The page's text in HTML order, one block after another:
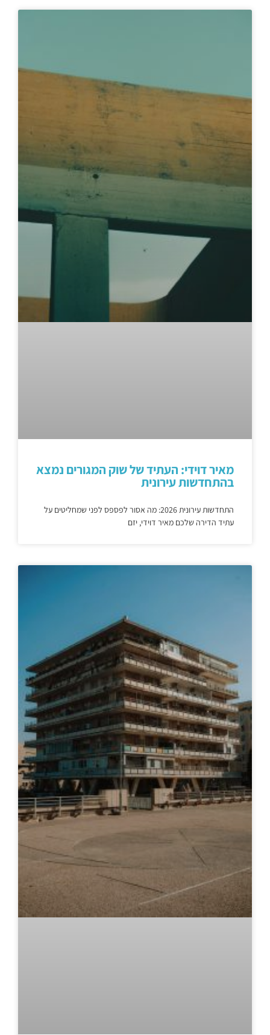
מאיר דוידי: העתיד של שוק המגורים נמצא
בהתחדשות עירונית
התחדשות עירונית 2026: מה אסור לפספס לפני שמחליטים על
עתיד הדירה שלכם מאיר דוידי, יזם